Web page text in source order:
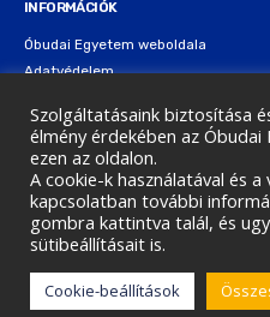
INFORMÁCIÓK
Óbudai Egyetem weboldala
Adatvédelem
Copyright © 2026 Óbudai Egyetem
Contact Blog
Szolgáltatásaink biztosítása
élmény érdekében az
ezen az oldalon.
A cookie-k használatával és
kapcsolatban további
gombra kattintva talál, és
sütibeállításait is.
Cookie-beállítások